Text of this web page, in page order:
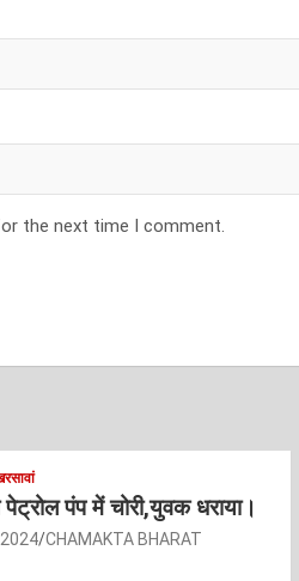
the next time I comment.
पेट्रोल पंप में चोरी,युवक धराया।
CHAMAKTA BHARAT